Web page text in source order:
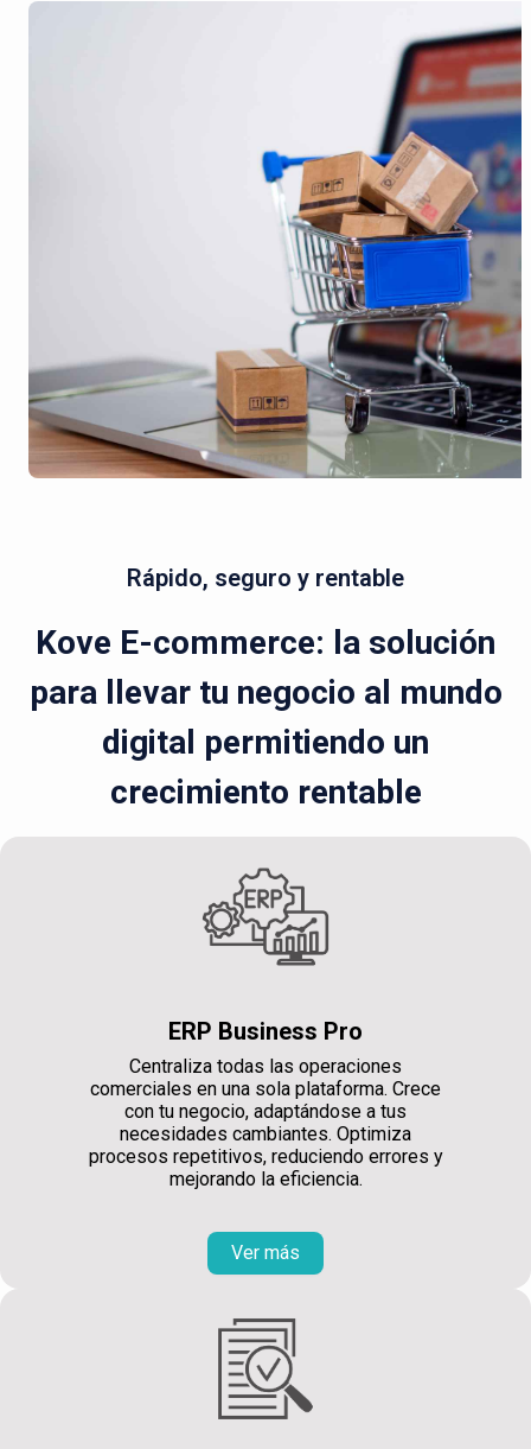
Rápido, seguro y rentable
Kove E-commerce: la solución
para llevar tu negocio al mundo
digital permitiendo un
crecimiento rentable
ERP Business Pro
Centraliza todas las operaciones
comerciales en una sola plataforma. Crece
con tu negocio, adaptándose a tus
necesidades cambiantes. Optimiza
procesos repetitivos, reduciendo errores y
mejorando la eficiencia.
Ver más